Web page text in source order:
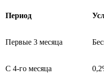
Период
Первые 3 месяца
С 4-го месяца